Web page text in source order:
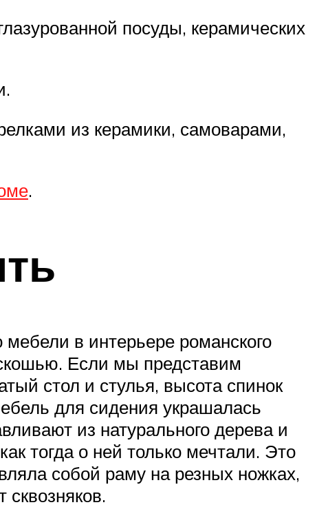
посуды, керамических
из керамики, самоварами,
.
в интерьере романского
Если мы представим
стол и стулья, высота спинок
для сидения украшалась
из натурального дерева и
тогда о ней только мечтали. Это
собой раму на резных ножках,